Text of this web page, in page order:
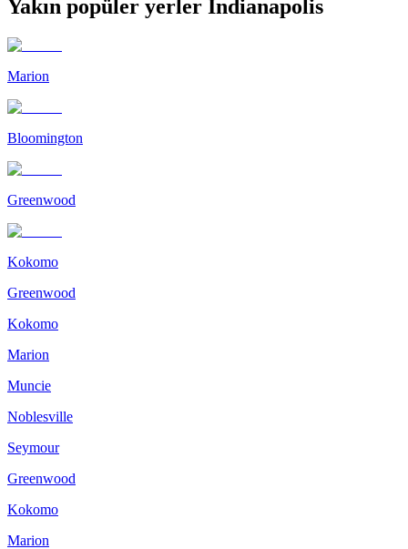
Yakın popüler yerler Indianapolis
Marion
Bloomington
Greenwood
Kokomo
Greenwood
Kokomo
Marion
Muncie
Noblesville
Seymour
Greenwood
Kokomo
Marion